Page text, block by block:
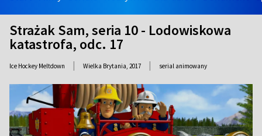
Strażak Sam, seria 10 - Lodowiskowa
katastrofa, odc. 17
Ice Hockey Meltdown | Wielka Brytania, 2017 | serial animowany